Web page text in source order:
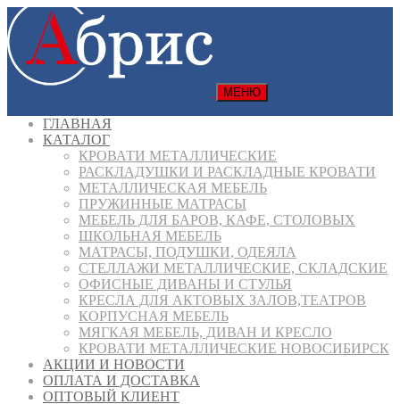
МЕНЮ
ГЛАВНАЯ
КАТАЛОГ
КРОВАТИ МЕТАЛЛИЧЕСКИЕ
РАСКЛАДУШКИ И РАСКЛАДНЫЕ КРОВАТИ
МЕТАЛЛИЧЕСКАЯ МЕБЕЛЬ
ПРУЖИННЫЕ МАТРАСЫ
МЕБЕЛЬ ДЛЯ БАРОВ, КАФЕ, СТОЛОВЫХ
ШКОЛЬНАЯ МЕБЕЛЬ
МАТРАСЫ, ПОДУШКИ, ОДЕЯЛА
СТЕЛЛАЖИ МЕТАЛЛИЧЕСКИЕ, СКЛАДСКИЕ
ОФИСНЫЕ ДИВАНЫ И СТУЛЬЯ
КРЕСЛА ДЛЯ АКТОВЫХ ЗАЛОВ,ТЕАТРОВ
КОРПУСНАЯ МЕБЕЛЬ
МЯГКАЯ МЕБЕЛЬ, ДИВАН И КРЕСЛО
КРОВАТИ МЕТАЛЛИЧЕСКИЕ НОВОСИБИРСК
АКЦИИ И НОВОСТИ
ОПЛАТА И ДОСТАВКА
ОПТОВЫЙ КЛИЕНТ